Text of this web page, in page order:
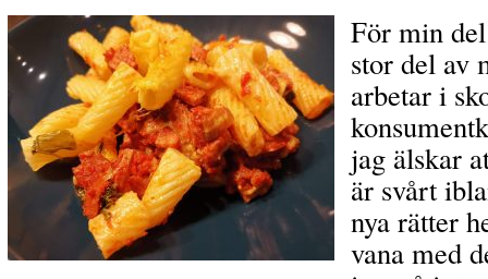
För min
stor del av
arbetar i
jag älskar
är svårt
nya rätter
vana med